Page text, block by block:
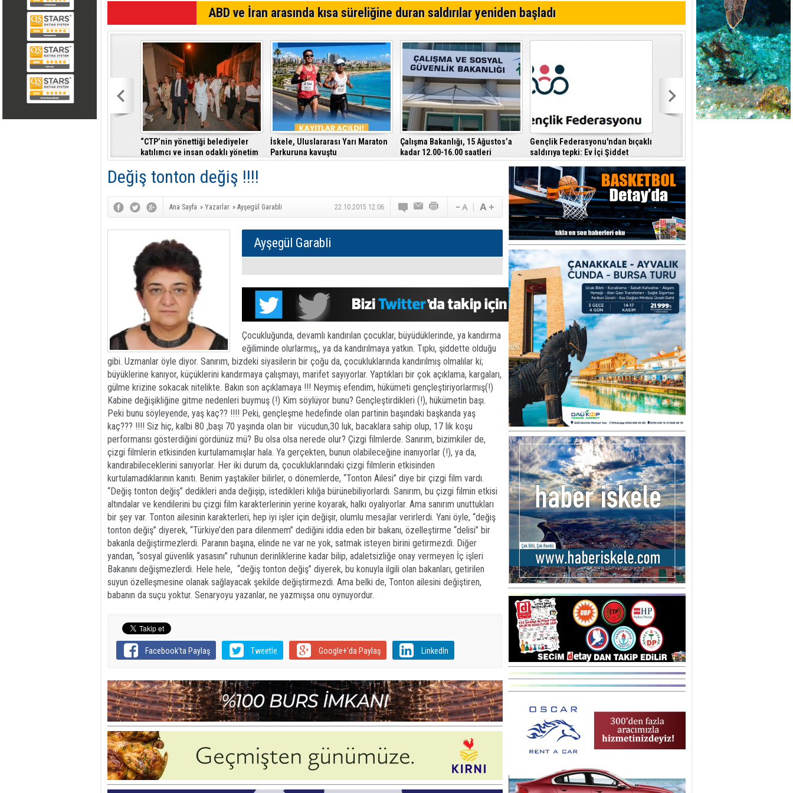
64. Geleneksel Mehmetçik Üzüm Festivali başladı
Özersay, DAÜ-SEN yetkilileriyle bir araya geldi
ABD ve İran arasında kısa süreliğine duran saldırılar yeniden başladı
“CTP’nin yönettiği belediyeler
katılımcı ve insan odaklı yönetim
anlayışıyla fark yaratıyor”
İskele, Uluslararası Yarı Maraton
Parkuruna kavuştu
Çalışma Bakanlığı, 15 Ağustos’a
kadar 12.00-16.00 saatleri
arasında güneş altında çalışmayı
Gençlik Federasyonu'ndan bıçaklı
saldırıya tepki: Ev İçi Şiddet
Yasası hayata geçirilmeli
Değiş tonton değiş !!!!
Ana Sayfa » Yazarlar » Ayşegül Garabli 22.10.2015 12:06
Ayşegül Garabli
Çocukluğunda, devamlı kandırılan çocuklar, büyüdüklerinde, ya kandırma
eğiliminde olurlarmış,, ya da kandırılmaya yatkın. Tıpkı, şiddette olduğu
gibi. Uzmanlar öyle diyor. Sanırım, bizdeki siyasilerin bir çoğu da, çocukluklarında kandırılmış olmalılar ki;
büyüklerine kanıyor, küçüklerini kandırmaya çalışmayı, marifet sayıyorlar. Yaptıkları bir çok açıklama, kargaları,
gülme krizine sokacak nitelikte. Bakın son açıklamaya !!! Neymiş efendim, hükümeti gençleştiriyorlarmış(!)
Kabine değişikliğine gitme nedenleri buymuş (!) Kim söylüyor bunu? Gençleştirdikleri (!), hükümetin başı.
Peki bunu söyleyende, yaş kaç?? !!!! Peki, gençleşme hedefinde olan partinin başındaki başkanda yaş
kaç??? !!!! Siz hiç, kalbi 80 ,başı 70 yaşında olan bir vücudun,30 luk, bacaklara sahip olup, 17 lik koşu
performansı gösterdiğini gördünüz mü? Bu olsa olsa nerede olur? Çizgi filmlerde. Sanırım, bizimkiler de,
çizgi filmlerin etkisinden kurtulamamışlar hala. Ya gerçekten, bunun olabileceğine inanıyorlar (!), ya da,
kandırabileceklerini sanıyorlar. Her iki durum da, çocukluklarındaki çizgi filmlerin etkisinden
kurtulamadıklarının kanıtı. Benim yaştakiler bilirler, o dönemlerde, “Tonton Ailesi” diye bir çizgi film vardı.
“Değiş tonton değiş” dedikleri anda değişip, istedikleri kılığa bürünebiliyorlardı. Sanırım, bu çizgi filmin etkisi
altındalar ve kendilerini bu çizgi film karakterlerinin yerine koyarak, halkı oyalıyorlar. Ama sanırım unuttukları
bir şey var. Tonton ailesinin karakterleri, hep iyi işler için değişir, olumlu mesajlar verirlerdi. Yani öyle, “değiş
tonton değiş” diyerek, “Türkiye’den para dilenmem” dediğini iddia eden bir bakanı, özelleştirme “delisi” bir
bakanla değiştirmezlerdi. Paranın başına, elinde ne var ne yok, satmak isteyen birini getirmezdi. Diğer
yandan, “sosyal güvenlik yasasını” ruhunun derinliklerine kadar bilip, adaletsizliğe onay vermeyen İç işleri
Bakanını değişmezlerdi. Hele hele, “değiş tonton değiş” diyerek, bu konuyla ilgili olan bakanları, getirilen
suyun özelleşmesine olanak sağlayacak şekilde değiştirmezdi. Ama belki de, Tonton ailesini değiştiren,
babanın da suçu yoktur. Senaryoyu yazanlar, ne yazmışsa onu oynuyordur.
Facebook'ta Paylaş Tweetle Google+'da Paylaş LinkedIn